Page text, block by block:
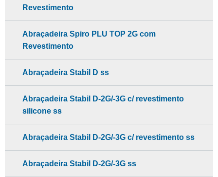
Revestimento
Abraçadeira Spiro PLU TOP 2G com
Revestimento
Abraçadeira Stabil D ss
Abraçadeira Stabil D-2G/-3G c/ revestimento
silicone ss
Abraçadeira Stabil D-2G/-3G c/ revestimento ss
Abraçadeira Stabil D-2G/-3G ss